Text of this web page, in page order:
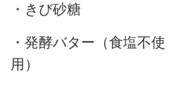
・きび砂糖
・発酵バター（食塩不使
用）